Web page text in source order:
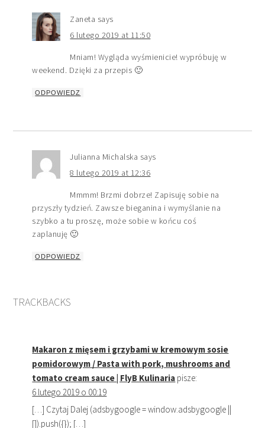
Zaneta says
6 lutego 2019 at 11:50
Mniam! Wygląda wyśmienicie! wypróbuję w
weekend. Dzięki za przepis 🙂
ODPOWIEDZ
Julianna Michalska says
8 lutego 2019 at 12:36
Mmmm! Brzmi dobrze! Zapisuję sobie na
przyszły tydzień. Zawsze bieganina i wymyślanie na
szybko a tu proszę, może sobie w końcu coś
zaplanuję 🙂
ODPOWIEDZ
TRACKBACKS
Makaron z mięsem i grzybami w kremowym sosie
pomidorowym / Pasta with pork, mushrooms and
tomato cream sauce | FlyB Kulinaria pisze:
6 lutego 2019 o 00:19
[…] Czytaj Dalej (adsbygoogle = window.adsbygoogle ||
[]).push({}); […]